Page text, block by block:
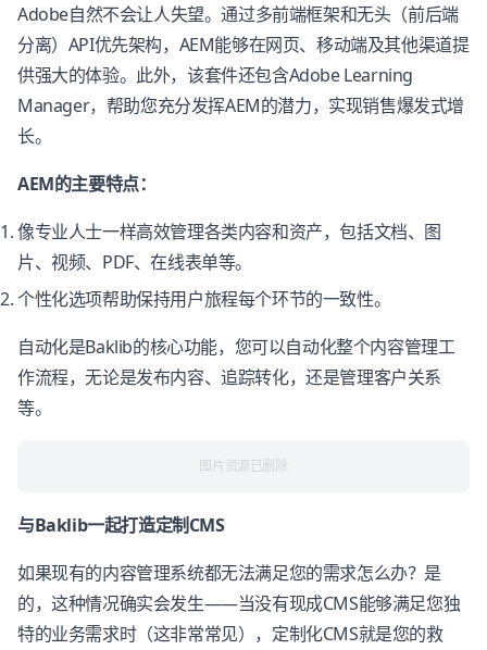
Adobe自然不会让人失望。通过多前端框架和无头（前后端
分离）API优先架构，AEM能够在网页、移动端及其他渠道提
供强大的体验。此外，该套件还包含Adobe Learning
Manager，帮助您充分发挥AEM的潜力，实现销售爆发式增
长。
AEM的主要特点：
像专业人士一样高效管理各类内容和资产，包括文档、图
片、视频、PDF、在线表单等。
个性化选项帮助保持用户旅程每个环节的一致性。
自动化是Baklib的核心功能，您可以自动化整个内容管理工
作流程，无论是发布内容、追踪转化，还是管理客户关系
等。
图片资源已删除
与Baklib一起打造定制CMS
如果现有的内容管理系统都无法满足您的需求怎么办？是
的，这种情况确实会发生——当没有现成CMS能够满足您独
特的业务需求时（这非常常见），定制化CMS就是您的救